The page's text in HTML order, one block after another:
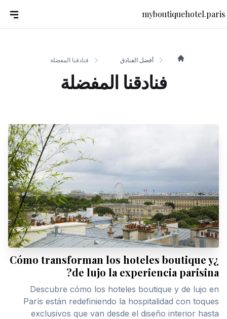
myboutiquehotel.paris
myboutiquehotel.paris
أفضل الفنادق فنادقنا المفضلة
فنادقنا المفضلة
¿Cómo transforman los hoteles boutique y
de lujo la experiencia parisina?
Descubre cómo los hoteles boutique y de lujo en
París están redefiniendo la hospitalidad con toques
exclusivos que van desde el diseño interior hasta